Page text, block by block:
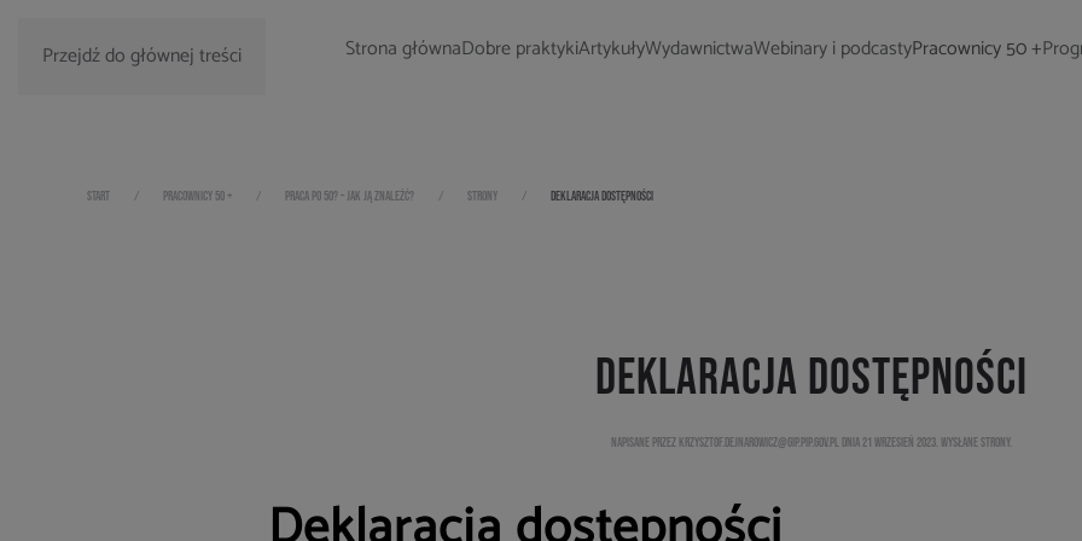
Przejdź do głównej treści Strona głównaDobre praktykiArtykułyWydawnictwaWebinary i podcastyPracownicy 50 +
START PRACOWNICY 50 + PRACA PO 50? – JAK JĄ ZNALEŹĆ? STRONY DEKLARACJA DOSTĘPNOŚCI
Deklaracja dostępności
NAPISANE PRZEZ KRZYSZTOF.DEJNAROWICZ@GIP.PIP.GOV.PL DNIA 21 WRZESIEŃ 2023 . WYSŁANESTRONY.